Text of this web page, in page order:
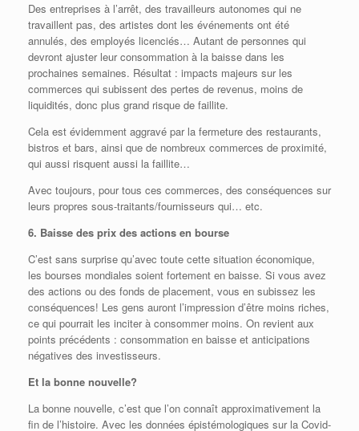
Des entreprises à l’arrêt, des travailleurs autonomes qui ne
travaillent pas, des artistes dont les événements ont été
annulés, des employés licenciés… Autant de personnes qui
devront ajuster leur consommation à la baisse dans les
prochaines semaines. Résultat : impacts majeurs sur les
commerces qui subissent des pertes de revenus, moins de
liquidités, donc plus grand risque de faillite.
Cela est évidemment aggravé par la fermeture des restaurants,
bistros et bars, ainsi que de nombreux commerces de proximité,
qui aussi risquent aussi la faillite…
Avec toujours, pour tous ces commerces, des conséquences sur
leurs propres sous-traitants/fournisseurs qui… etc.
6. Baisse des prix des actions en bourse
C’est sans surprise qu’avec toute cette situation économique,
les bourses mondiales soient fortement en baisse. Si vous avez
des actions ou des fonds de placement, vous en subissez les
conséquences! Les gens auront l’impression d’être moins riches,
ce qui pourrait les inciter à consommer moins. On revient aux
points précédents : consommation en baisse et anticipations
négatives des investisseurs.
Et la bonne nouvelle?
La bonne nouvelle, c’est que l’on connaît approximativement la
fin de l’histoire. Avec les données épistémologiques sur la Covid-